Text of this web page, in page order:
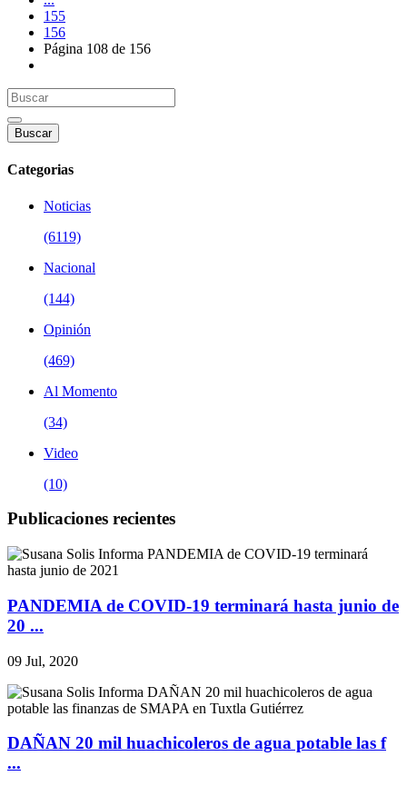
155
156
Página 108 de 156
Buscar
Categorias
Noticias
(6119)
Nacional
(144)
Opinión
(469)
Al Momento
(34)
Video
(10)
Publicaciones recientes
PANDEMIA de COVID-19 terminará hasta junio de
20 ...
09 Jul, 2020
DAÑAN 20 mil huachicoleros de agua potable las f
...